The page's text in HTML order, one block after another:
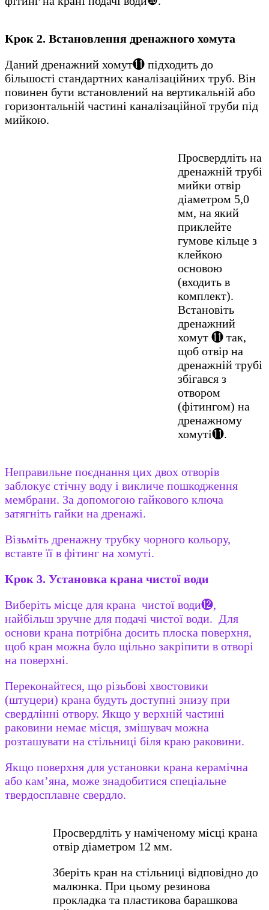
Крок 2. Встановлення дренажного хомута
Даний дренажний хомут⓫ підходить до
більшості стандартних каналізаційних труб. Він
повинен бути встановлений на вертикальній або
горизонтальній частині каналізаційної труби під
мийкою.
Просвердліть на
дренажній трубі
мийки отвір
діаметром 5,0
мм, на який
приклейте
гумове кільце з
клейкою
основою
(входить в
комплект).
Встановіть
дренажний
хомут ⓫ так,
щоб отвір на
дренажній трубі
збігався з
отвором
(фітингом) на
дренажному
хомуті⓫.
Неправильне поєднання цих двох отворів
заблокує стічну воду і викличе пошкодження
мембрани. За допомогою гайкового ключа
затягніть гайки на дренажі.
Візьміть дренажну трубку чорного кольору,
вставте її в фітинг на хомуті.
Крок 3. Установка крана чистої води
Виберіть місце для крана чистої води⓬,
найбільш зручне для подачі чистої води. Для
основи крана потрібна досить плоска поверхня,
щоб кран можна було щільно закріпити в отворі
на поверхні.
Переконайтеся, що різьбові хвостовики
(штуцери) крана будуть доступні знизу при
свердлінні отвору. Якщо у верхній частині
раковини немає місця, змішувач можна
розташувати на стільниці біля краю раковини.
Якщо поверхня для установки крана керамічна
або кам’яна, може знадобитися спеціальне
твердосплавне свердло.
Просвердліть у наміченому місці крана
отвір діаметром 12 мм.
Зберіть кран на стільниці відповідно до
малюнка. При цьому резинова
прокладка та пластикова барашкова